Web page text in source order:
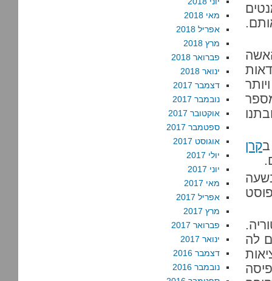
קרן
בשעה
לה
מאי 2018
אפריל 2018
מרץ 2018
פברואר 2018
ינואר 2018
דצמבר 2017
נובמבר 2017
אוקטובר 2017
ספטמבר 2017
אוגוסט 2017
יולי 2017
יוני 2017
מאי 2017
אפריל 2017
מרץ 2017
פברואר 2017
ינואר 2017
דצמבר 2016
נובמבר 2016